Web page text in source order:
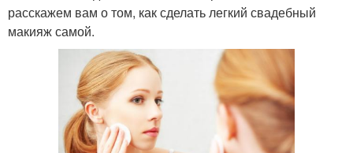
расскажем вам о том, как сделать легкий свадебный
макияж самой.